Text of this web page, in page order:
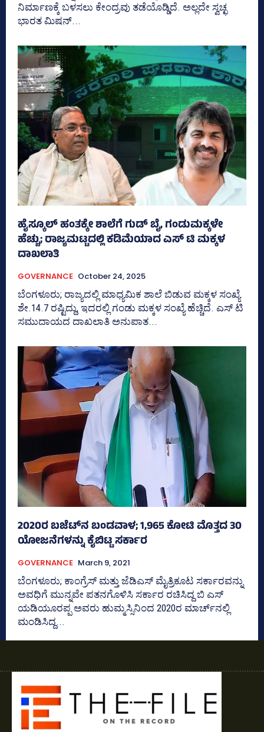
ನಿರ್ಮಾಣಕ್ಕೆ ಬಳಸಲು ಕೇಂದ್ರವು ತಡೆಯೊಡ್ಡಿದೆ. ಅಲ್ಲದೇ ಸ್ವಚ್ಛ
ಭಾರತ ಮಿಷನ್‌...
ಹೈಸ್ಕೂಲ್‌ ಹಂತಕ್ಕೇ ಶಾಲೆಗೆ ಗುಡ್‌ ಬೈ, ಗಂಡುಮಕ್ಕಳೇ
ಹೆಚ್ಚು; ರಾಜ್ಯಮಟ್ಟದಲ್ಲಿ ಕಡಿಮೆಯಾದ ಎಸ್‌ ಟಿ ಮಕ್ಕಳ
ದಾಖಲಾತಿ
GOVERNANCE October 24, 2025
ಬೆಂಗಳೂರು; ರಾಜ್ಯದಲ್ಲಿ ಮಾಧ್ಯಮಿಕ ಶಾಲೆ ಬಿಡುವ ಮಕ್ಕಳ ಸಂಖ್ಯೆ
ಶೇ.14.7 ರಷ್ಟಿದ್ದು, ಇದರಲ್ಲಿ ಗಂಡು ಮಕ್ಕಳ ಸಂಖ್ಯೆ ಹೆಚ್ಚಿದೆ. ಎಸ್‌ ಟಿ
ಸಮುದಾಯದ ದಾಖಲಾತಿ ಅನುಪಾತ...
2020ರ ಬಜೆಟ್‌ನ ಬಂಡವಾಳ; 1,965 ಕೋಟಿ ಮೊತ್ತದ 30
ಯೋಜನೆಗಳನ್ನು ಕೈಬಿಟ್ಟ ಸರ್ಕಾರ
GOVERNANCE March 9, 2021
ಬೆಂಗಳೂರು; ಕಾಂಗ್ರೆಸ್‌ ಮತ್ತು ಜೆಡಿಎಸ್‌ ಮೈತ್ರಿಕೂಟ ಸರ್ಕಾರವನ್ನು
ಅವಧಿಗೆ ಮುನ್ನವೇ ಪತನಗೊಳಿಸಿ ಸರ್ಕಾರ ರಚಿಸಿದ್ದ ಬಿ ಎಸ್‌
ಯಡಿಯೂರಪ್ಪ ಅವರು ಹುಮ್ಮಸ್ಸಿನಿಂದ 2020ರ ಮಾರ್ಚ್‌ನಲ್ಲಿ
ಮಂಡಿಸಿದ್ದ...